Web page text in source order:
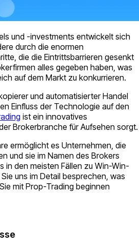
und -investments entwickelt sich
durch die enormen
die die Eintrittsbarrieren gesenkt
alles gegeben haben, was
auf dem Markt zu konkurrieren.
und automatisierter Handel
Einfluss der Technologie auf den
ist ein innovatives
Brokerbranche für Aufsehen sorgt.
ermöglicht es Unternehmen, die
und sie im Namen des Brokers
in den meisten Fällen zu Win-Win-
uns im Detail besprechen, was
mit Prop-Trading beginnen